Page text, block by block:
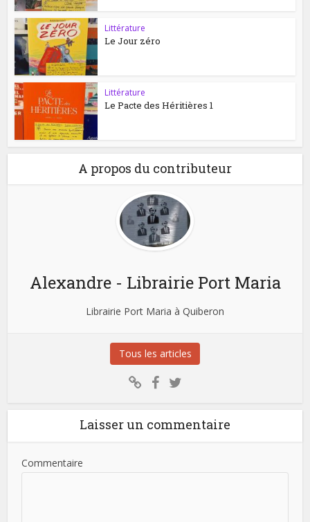
Littérature
Le Jour zéro
Littérature
Le Pacte des Héritières 1
A propos du contributeur
Alexandre - Librairie Port Maria
Librairie Port Maria à Quiberon
Tous les articles
Laisser un commentaire
Commentaire